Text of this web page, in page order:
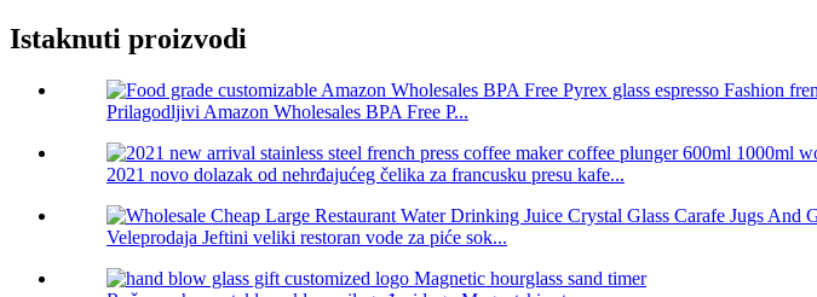
Istaknuti proizvodi
Prilagodljivi Amazon Wholesales BPA Free P...
2021 novo dolazak od nehrđajućeg čelika za francusku presu kafe...
Veleprodaja Jeftini veliki restoran vode za piće sok...